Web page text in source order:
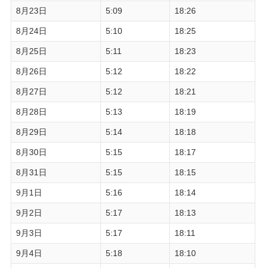
8月23日 5:09 18:26
8月24日 5:10 18:25
8月25日 5:11 18:23
8月26日 5:12 18:22
8月27日 5:12 18:21
8月28日 5:13 18:19
8月29日 5:14 18:18
8月30日 5:15 18:17
8月31日 5:15 18:15
9月1日 5:16 18:14
9月2日 5:17 18:13
9月3日 5:17 18:11
9月4日 5:18 18:10